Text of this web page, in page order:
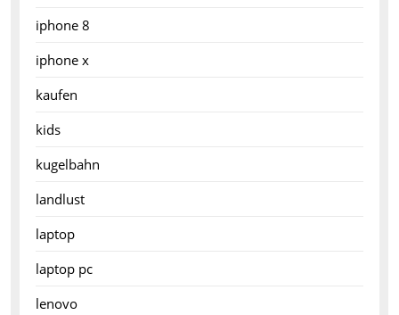
iphone 8
iphone x
kaufen
kids
kugelbahn
landlust
laptop
laptop pc
lenovo